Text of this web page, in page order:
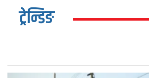
ट्रेन्डिङ